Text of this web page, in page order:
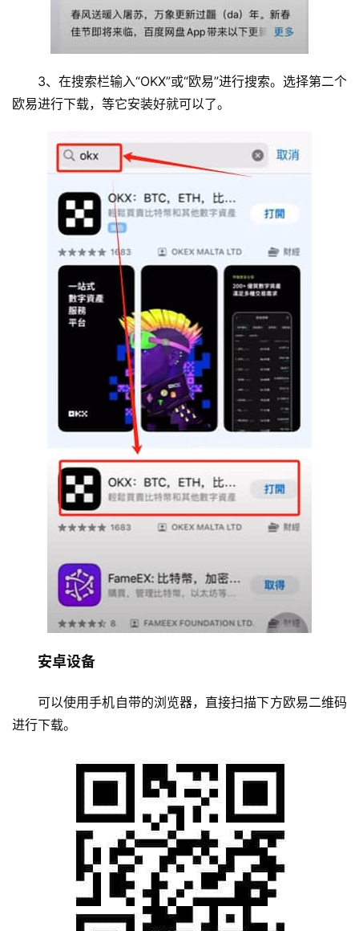
币
3、在搜索栏输入“OKX”或“欧易”进行搜索。选择第二个
欧易进行下载，等它安装好就可以了。
安卓设备
可以使用手机自带的浏览器，直接扫描下方欧易二维码
进行下载。